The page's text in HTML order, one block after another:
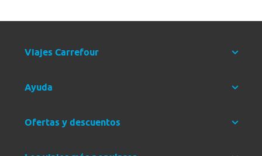
Viajes Carrefour
Ayuda
Ofertas y descuentos